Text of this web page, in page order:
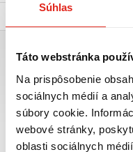
Súhlas
Táto webstránka
Na prispôsobenie
sociálnych médií a
súbory cookie.
webové stránky,
oblasti sociálnych
Popis a parametre
PODLOŽKA PERŠAN
Obojstranná podložka
Možnosť prať v práčke
Výplň molitan